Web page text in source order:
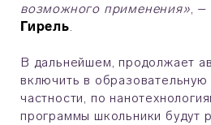
возможного применения», –
Гирель.
В дальнейшем, продолжает
включить в образовательную
частности, по
программы школьники будут